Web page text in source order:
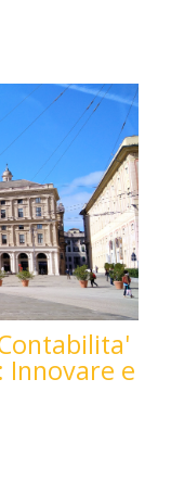
Innovare e